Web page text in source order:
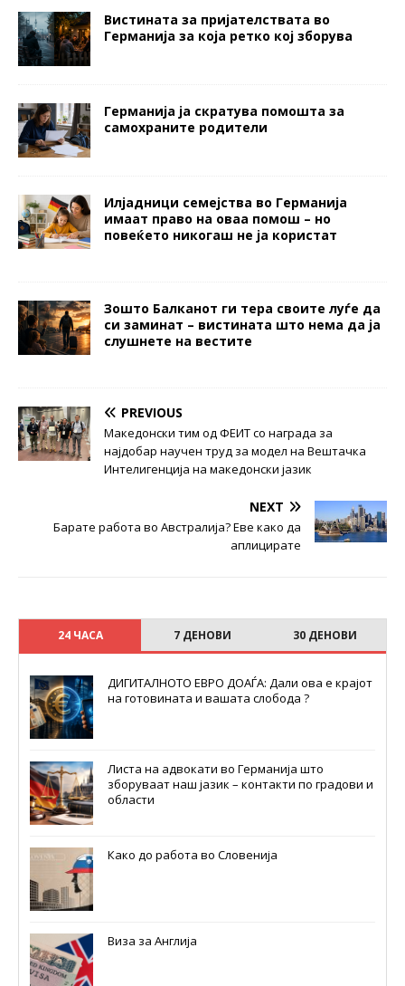
Вистината за пријателствата во
Германија за која ретко кој зборува
Германија ја скратува помошта за
самохраните родители
Илјадници семејства во Германија
имаат право на оваа помош – но
повеќето никогаш не ја користат
Зошто Балканот ги тера своите луѓе да
си заминат – вистината што нема да ја
слушнете на вестите
PREVIOUS
Македонски тим од ФЕИТ со награда за
најдобар научен труд за модел на Вештачка
Интелигенција на македонски јазик
NEXT
Барате работа во Австралија? Еве како да
аплицирате
24 ЧАСА 7 ДЕНОВИ 30 ДЕНОВИ
ДИГИТАЛНОТО ЕВРО ДОАЃА: Дали ова е крајот
на готовината и вашата слобода ?
Листа на адвокати во Германија што
зборуваат наш јазик – контакти по градови и
области
Како до работа во Словенија
Виза за Англија